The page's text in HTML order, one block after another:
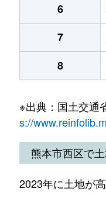
6
7
8
※出典：国土交通
s://
熊本市西区で
2023年に土地が